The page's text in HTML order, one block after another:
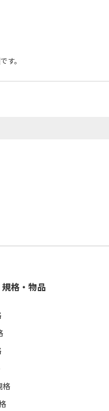
す。
格・物品
格